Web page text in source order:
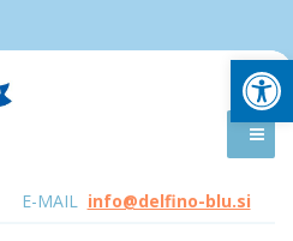
E-MAIL info@delfino-blu.si